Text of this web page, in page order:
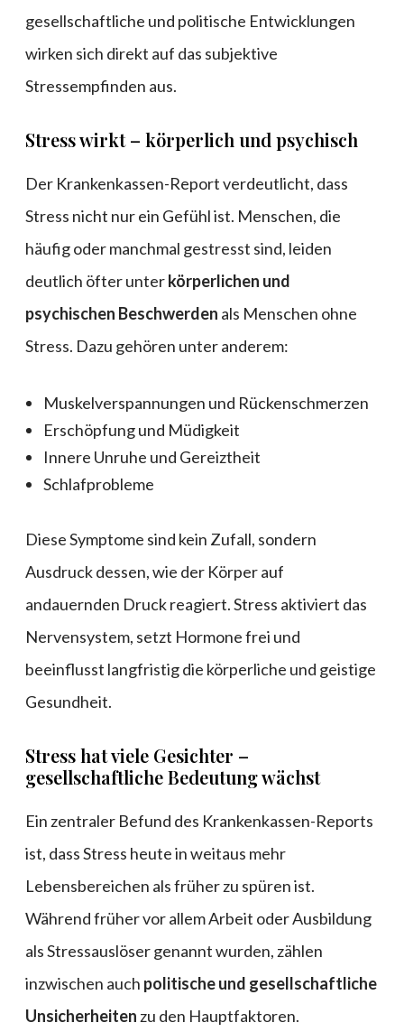
gesellschaftliche und politische Entwicklungen
wirken sich direkt auf das subjektive
Stressempfinden aus.
Stress wirkt – körperlich und psychisch
Der Krankenkassen-Report verdeutlicht, dass
Stress nicht nur ein Gefühl ist. Menschen, die
häufig oder manchmal gestresst sind, leiden
deutlich öfter unterkörperlichen und
psychischen Beschwerden als Menschen ohne
Stress. Dazu gehören unter anderem:
Muskelverspannungen und Rückenschmerzen
Erschöpfung und Müdigkeit
Innere Unruhe und Gereiztheit
Schlafprobleme
Diese Symptome sind kein Zufall, sondern
Ausdruck dessen, wie der Körper auf
andauernden Druck reagiert. Stress aktiviert das
Nervensystem, setzt Hormone frei und
beeinflusst langfristig die körperliche und geistige
Gesundheit.
Stress hat viele Gesichter –
gesellschaftliche Bedeutung wächst
Ein zentraler Befund des Krankenkassen-Reports
ist, dass Stress heute in weitaus mehr
Lebensbereichen als früher zu spüren ist.
Während früher vor allem Arbeit oder Ausbildung
als Stressauslöser genannt wurden, zählen
inzwischen auch politische und gesellschaftliche
Unsicherheiten zu den Hauptfaktoren.